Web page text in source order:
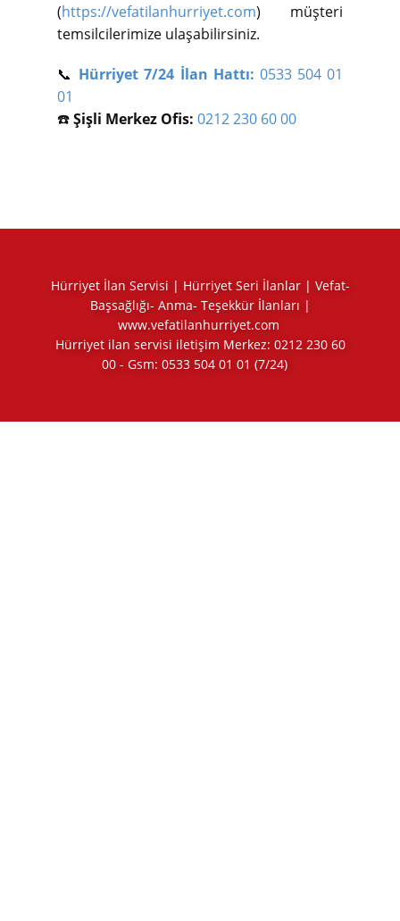
(https://vefatilanhurriyet.com) müşteri
temsilcilerimize ulaşabilirsiniz.
📞 Hürriyet 7/24 İlan Hattı: 0533 504 01
01
☎️Şişli Merkez Ofis: 0212 230 60 00
Hürriyet İlan Servisi | Hürriyet Seri İlanlar | Vefat-
Başsağlığı- Anma- Teşekkür İlanları |
www.vefatilanhurriyet.com
Hürriyet ilan servisi iletişim Merkez: 0212 230 60
00 - Gsm: 0533 504 01 01 (7/24)